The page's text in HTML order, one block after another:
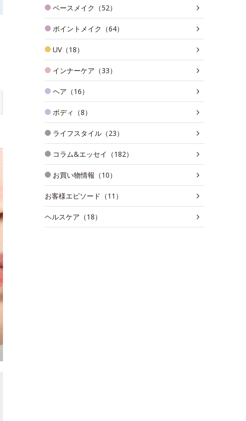
ベースメイク（52）
ポイントメイク（64）
UV（18）
インナーケア（33）
ヘア（16）
ボディ（8）
ライフスタイル（23）
コラム&エッセイ（182）
お買い物情報（10）
お客様エピソード（11）
ヘルスケア（18）